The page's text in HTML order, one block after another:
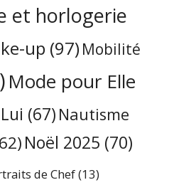
et horlogerie
up (97) Mobilité
Mode pour Elle
(67) Nautisme
Noël 2025 (70)
de Chef(13)